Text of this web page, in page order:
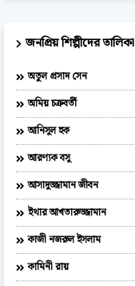
জনপ্রিয় শিল্পীদের তালিকা
অতুল প্রসাদ সেন
অমিয় চক্রবর্তী
আনিসুল হক
আরণ্যক বসু
আসাদুজ্জামান জীবন
ইথার আখতারুজ্জামান
কাজী নজরুল ইসলাম
কামিনী রায়